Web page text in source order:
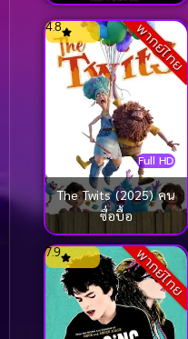
พากย์ไทย
Full HD
4.8
The Twits (2025) คน
ซื่อบื้อ
พากย์ไทย
7.9